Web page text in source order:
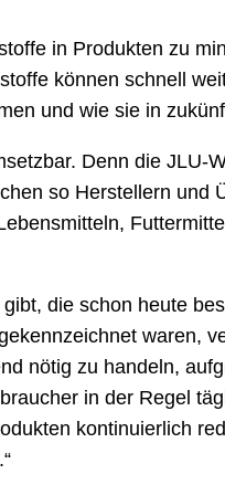
in Produkten zu
können schnell
und wie sie in
Denn die JLU-
so Herstellern und
die schon heute
waren,
nötig zu handeln,
in der Regel
kontinuierlich